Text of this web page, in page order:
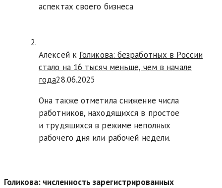
аспектах своего бизнеса
Алексей к Голикова: безработных в России
стало на 16 тысяч меньше, чем в начале
года28.06.2025
Она также отметила снижение числа
работников, находящихся в простое
и трудящихся в режиме неполных
рабочего дня или рабочей недели.
Голикова: численность зарегистрированных